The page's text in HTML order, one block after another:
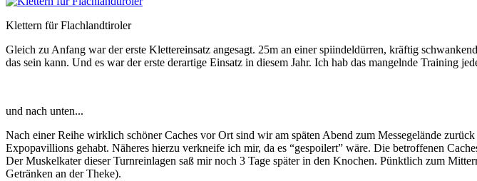
Klettern für Flachlandtiroler
Gleich zu Anfang war der erste Klettereinsatz angesagt. 25m an einer spiindeldürren, kräftig
das sein kann. Und es war der erste derartige Einsatz in diesem Jahr. Ich hab das mangelnde Training
und nach unten...
Nach einer Reihe wirklich schöner Caches vor Ort sind wir am späten Abend zum Messegelände
Expopavillions gehabt. Näheres hierzu verkneife ich mir, da es “gespoilert” wäre. Die betroffenen
Der Muskelkater dieser Turnreinlagen saß mir noch 3 Tage später in den Knochen. Pünktlich zum
Getränken an der Theke).